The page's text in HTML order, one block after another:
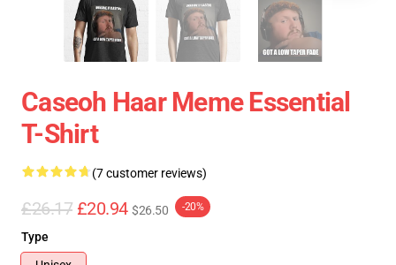
Caseoh Haar Meme Essential
T-Shirt
(7 customer reviews)
£26.17 £20.94 $26.50 -20%
Type